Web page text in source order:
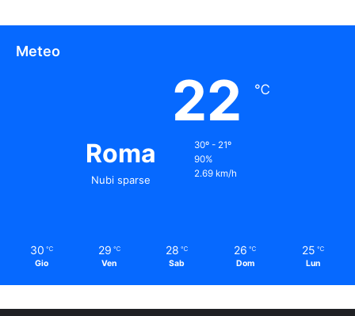
Meteo
Roma
Nubi sparse
22 ℃
30º - 21º
90%
2.69 km/h
30 ℃
Gio
29 ℃
Ven
28 ℃
Sab
26 ℃
Dom
25 ℃
Lun